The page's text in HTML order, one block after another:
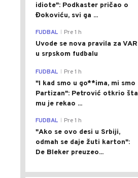
idiote": Podkaster pričao o
Đokoviću, svi ga ...
FUDBAL Pre 1 h
Uvode se nova pravila za VAR
u srpskom fudbalu
FUDBAL Pre 1 h
"I kad smo u go**ima, mi smo
Partizan": Petrović otkrio šta
mu je rekao ...
FUDBAL Pre 1 h
"Ako se ovo desi u Srbiji,
odmah se daje žuti karton":
De Bleker preuzeo...